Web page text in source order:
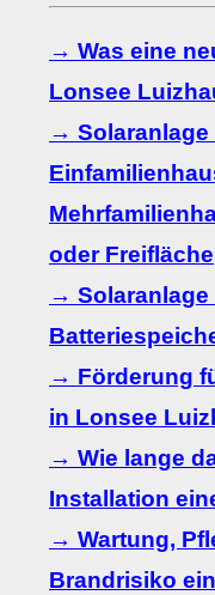
→ Was eine
Lonsee
→ Solaranlage
oder Freifläche
→ Solaranlage
→ Förderung
in Lonsee
→ Wie lange
Installation
→ Wartung,
Brandrisiko